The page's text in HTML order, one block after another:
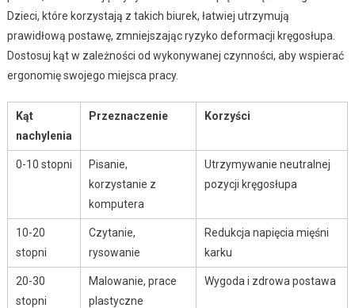
Dzieci, które korzystają z takich biurek, łatwiej utrzymują
prawidłową postawę, zmniejszając ryzyko deformacji kręgosłupa.
Dostosuj kąt w zależności od wykonywanej czynności, aby wspierać
ergonomię swojego miejsca pracy.
Kąt
nachylenia
Przeznaczenie Korzyści
0-10 stopni
Pisanie,
korzystanie z
komputera
Utrzymywanie neutralnej
pozycji kręgosłupa
10-20
stopni
Czytanie,
rysowanie
Redukcja napięcia mięśni
karku
20-30
stopni
Malowanie, prace
plastyczne
Wygoda i zdrowa postawa